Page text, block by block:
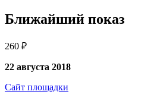
Ближайший показ
260 ₽
22 августа 2018
Сайт площадки